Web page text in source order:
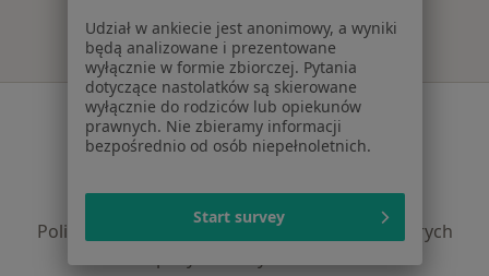
Serwis
Regulamin
Polityka prywatności profesjonalistów
Polityka prywatności dla profesjonalistów, których
Udział w ankiecie jest anonimowy, a wyniki
będą analizowane i prezentowane
wyłącznie w formie zbiorczej. Pytania
dotyczące nastolatków są skierowane
wyłącznie do rodziców lub opiekunów
prawnych. Nie zbieramy informacji
bezpośrednio od osób niepełnoletnich.
Start survey